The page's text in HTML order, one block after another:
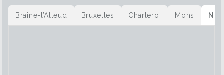
c’est sûrement ce qui lui confère sa place si
particulière dans le monde de la musique. Que
vous soyez droitier ou gaucher, vous aurez
Braine-l’Alleud Bruxelles Charleroi Mons